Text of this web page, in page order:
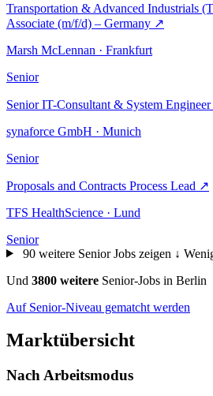
Transportation & Advanced Industrials
Associate (m/f/d) – Germany ↗
Marsh McLennan · Frankfurt
Senior
Senior IT-Consultant & System
synaforce GmbH · Munich
Senior
Proposals and Contracts Process Lead ↗
TFS HealthScience · Lund
Senior
90 weitere Senior Jobs zeigen ↓
Und 3800 weitere Senior-Jobs in Berlin
Auf Senior-Niveau gematcht werden
Marktübersicht
Nach Arbeitsmodus